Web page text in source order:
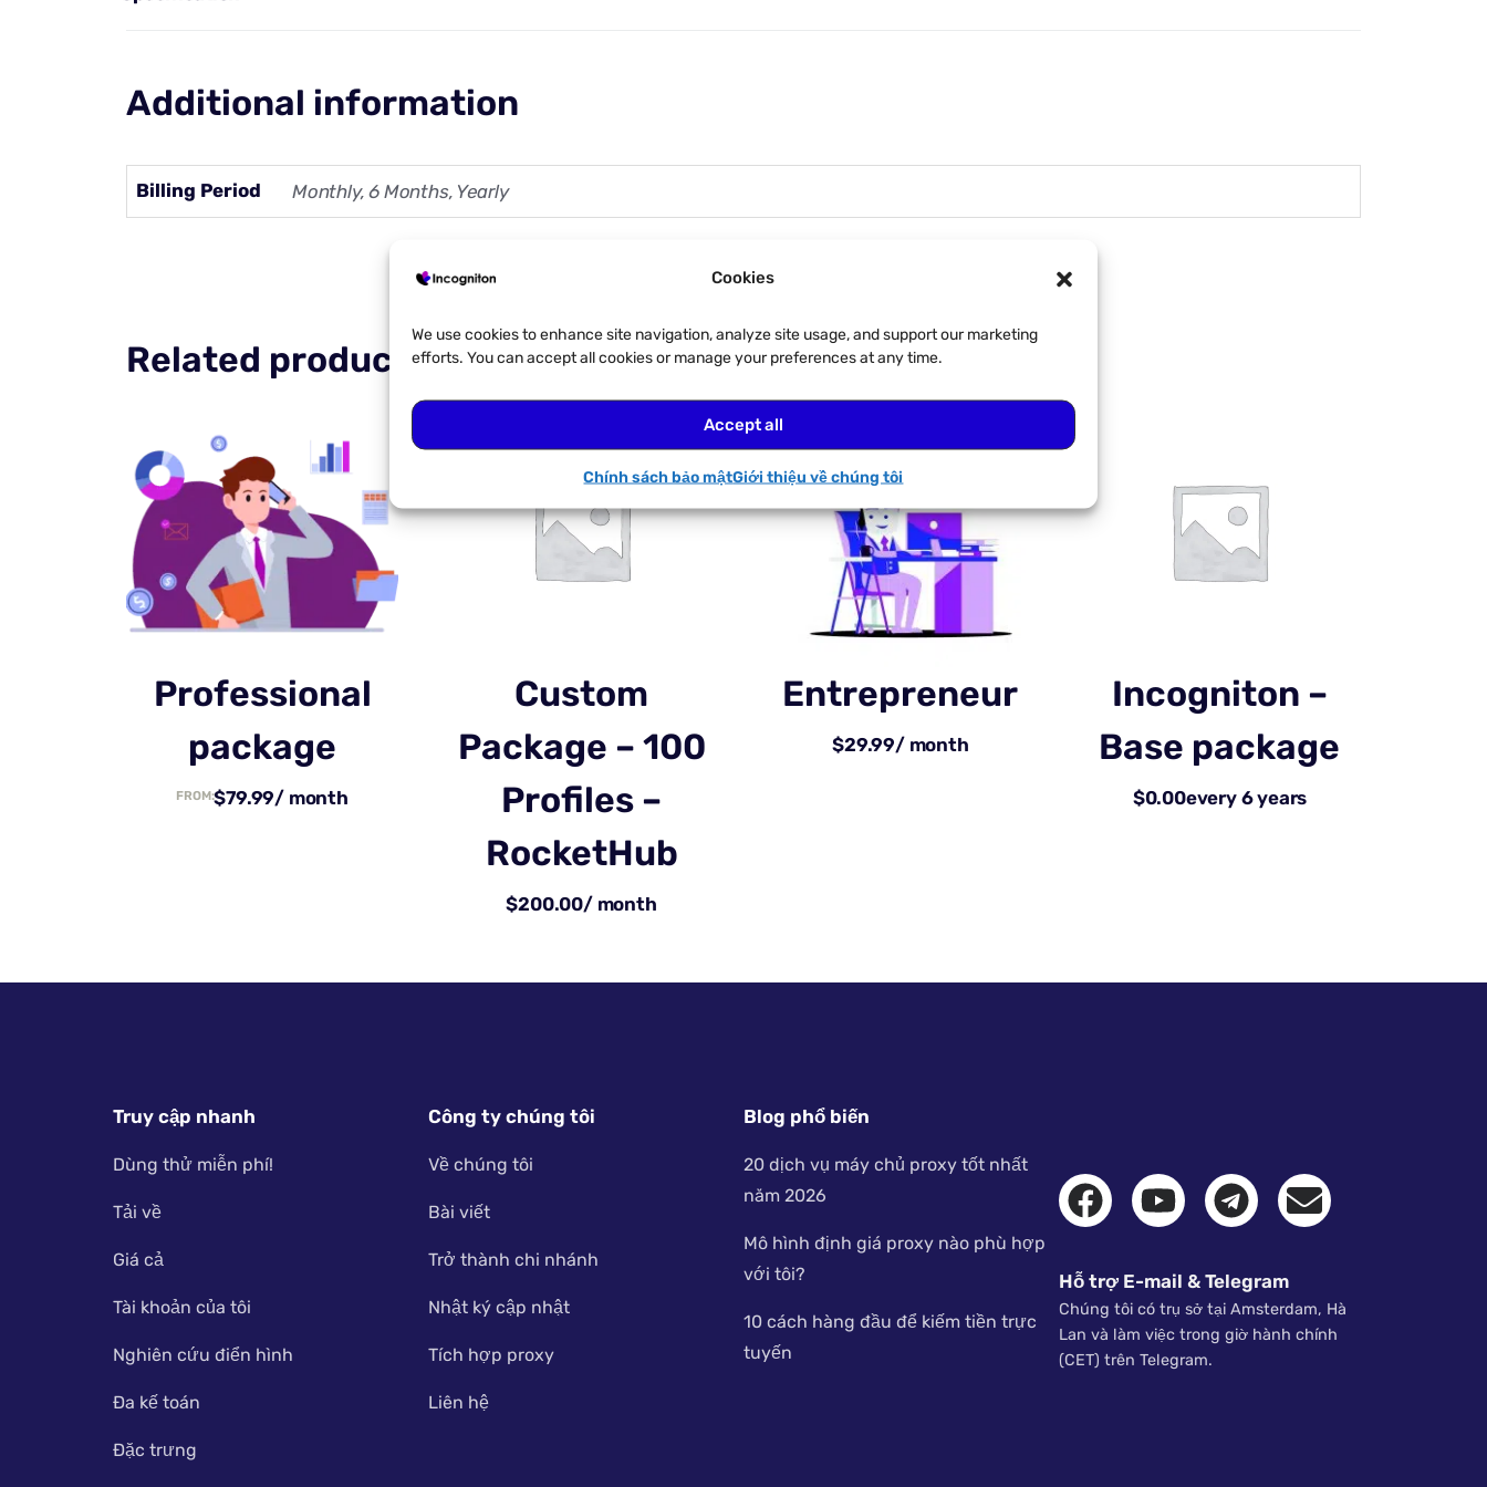
Cookies
We use cookies to enhance site navigation, analyze site usage, and support our marketing
efforts. You can accept all cookies or manage your preferences at any time.
Accept all
Chính sách bảo mậtGiới thiệu về chúng tôi
Additional information
Billing Period Monthly, 6 Months, Yearly
Related products
Professional
package
FROM:$79.99/ month
Custom
Package – 100
Profiles –
RocketHub
$200.00/ month
Entrepreneur
$29.99/ month
Incogniton –
Base package
$0.00every 6 years
Truy cập nhanh
Dùng thử miễn phí!
Tải về
Giá cả
Tài khoản của tôi
Nghiên cứu điển hình
Đa kế toán
Đặc trưng
Công ty chúng tôi
Về chúng tôi
Bài viết
Trở thành chi nhánh
Nhật ký cập nhật
Tích hợp proxy
Liên hệ
Blog phổ biến
20 dịch vụ máy chủ proxy tốt nhất
năm 2026
Mô hình định giá proxy nào phù hợp
với tôi?
10 cách hàng đầu để kiếm tiền trực
tuyến
Hỗ trợ E-mail & Telegram
Chúng tôi có trụ sở tại Amsterdam, Hà
Lan và làm việc trong giờ hành chính
(CET) trên Telegram.